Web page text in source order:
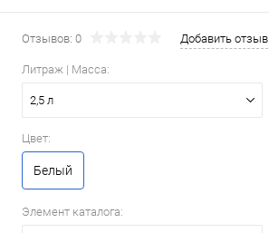
Отзывов: 0 Добавить отзыв
Литраж | Масса:
2,5 л
Цвет:
Белый
Элемент каталога: